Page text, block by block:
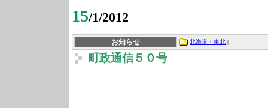
15/1/2012
お知らせ 北海道・東北 |
町政通信５０号